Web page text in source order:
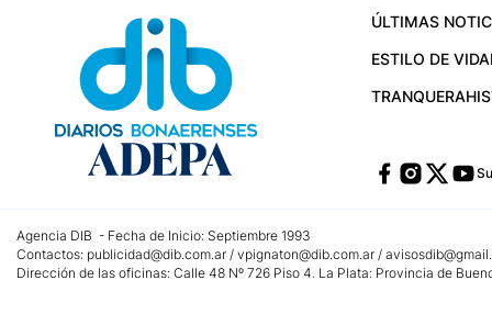
ÚLTIMAS
ESTILO DE VIDA
TRANQUERA
Agencia DIB - Fecha de Inicio: Septiembre 1993
Contactos: publicidad@dib.com.ar / vpignaton@dib.com.ar /
Dirección de las oficinas: Calle 48 Nº 726 Piso 4, La Plata; Provincia de